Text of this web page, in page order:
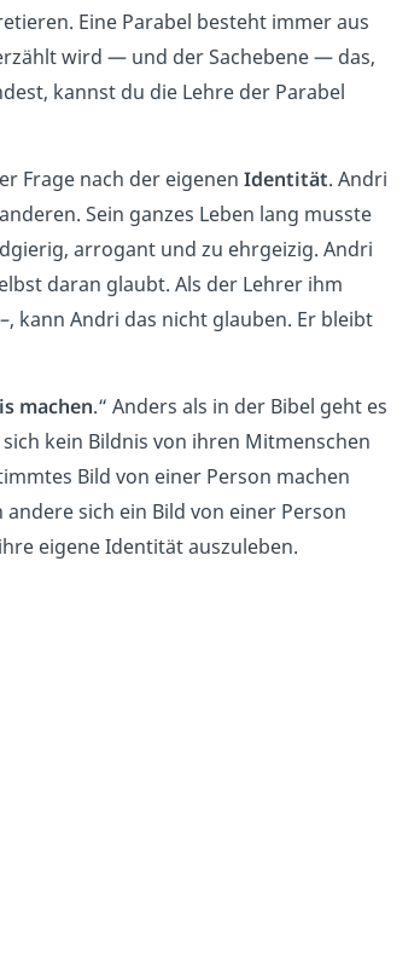
Eine Parabel besteht immer aus
wird — und der Sachebene — das,
kannst du die Lehre der Parabel
Frage nach der eigenen Identität. Andri
Sein ganzes Leben lang musste
arrogant und zu ehrgeizig. Andri
daran glaubt. Als der Lehrer ihm
kann Andri das nicht glauben. Er bleibt
machen.“ Anders als in der Bibel geht es
kein Bildnis von ihren Mitmenschen
Bild von einer Person machen
sich ein Bild von einer Person
eigene Identität auszuleben.